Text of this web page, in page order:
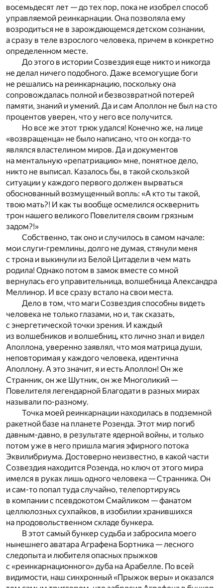
восемьдесят лет — до тех пор, пока не изобрел способ
управляемой реинкарнации. Она позволяла ему
возродиться не в зарождающемся детском сознании,
а сразу в теле взрослого человека, причем в конкретно
определенном месте.
До этого в истории Созвездия еще никто и никогда
не делал ничего подобного. Даже всемогущие боги
не решались на реинкарнацию, поскольку она
сопровождалась полной и безвозвратной потерей
памяти, знаний и умений. Да и сам Аполлон не был на сто
процентов уверен, что у него все получится.
Но все же этот трюк удался! Конечно же, на лице
«возвращенца» не было написано, что он когда-то
являлся властелином миров. Да и документов
на ментальную «репатриацию» мне, понятное дело,
никто не выписал. Казалось бы, в такой скользкой
ситуации у каждого первого должен вырваться
обоснованный возмущенный вопль: «А кто ты такой,
твою мать?! И как ты вообще осмелился осквернить
трон нашего великого Повелителя своим грязным
задом?!»
Собственно, так оно и случилось в самом начале:
мои слуги-гремлины, долго не думая, стянули меня
с трона и выкинули из Белой Цитадели в чем мать
родила! Однако потом в замок вместе со мной
вернулась его управительница, волшебница Александра
Меллинор. И все сразу встало на свои места.
Дело в том, что маги Созвездия способны видеть
человека не только глазами, но и, так сказать,
с энергетической точки зрения. И каждый
из волшебников и волшебниц, кто лично знал и видел
Аполлона, уверенно заявлял, что моя матрица души,
неповторимая у каждого человека, идентична
Аполлону. А это значит, я и есть Аполлон! Он же
Странник, он же Шутник, он же Многоликий —
Повелителя легендарной Благодати в разных мирах
называли по-разному.
Точка моей реинкарнации находилась в подземной
ракетной базе на планете Розенда. Этот мир погиб
давным-давно, в результате ядерной войны, и только
потом уже в него пришла магия эфирного потока
Эквилибриума. Достоверно неизвестно, в какой части
Созвездия находится Розенда, но ключ от этого мира
имелся в руках лишь одного человека — Странника. Он
и сам-то попал туда случайно, телепортируясь
в компании с псевдокотом Смайликом — фанатом
целлюлозных сухпайков, в изобилии хранившихся
на продовольственном складе бункера.
В этот самый бункер судьба и забросила моего
нынешнего аватара Аграфена Бортника — лесного
следопыта и любителя опасных прыжков
с «реинкарнационного» дуба на Арабелле. По всей
видимости, наш синхронный «Прыжок веры» и оказался